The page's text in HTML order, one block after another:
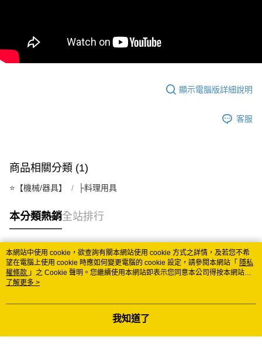
付款後7-11取貨
每筆NT$60
免運費
顯示電腦版詳細說明
客服
商品相關分類 (1)
⭐️【機械/器具】 ├料理用具
本分類熱銷全站排行
熱門標籤
本網站中使用 cookie，欲查詢有關本網站使用 cookie 方式之詳情，及若您不希
望在電腦上使用 cookie 時應如何變更電腦的 cookie 設定，請參閱本網站「 隱私
權條款 」之 Cookie 聲明。您繼續使用本網站即表示您同意本公司得按本網站使
用條款之 Cookie 聲明使用 cookie。
了解更多 >
我知道了